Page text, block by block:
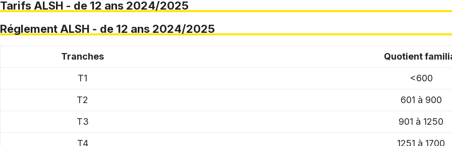
Tarifs ALSH - de 12 ans 2024/2025
Réglement ALSH - de 12 ans 2024/2025
Tranches Quotient
T1 <600
T2 601 à 900
T3 901 à 1250
T4 1251 à 1700